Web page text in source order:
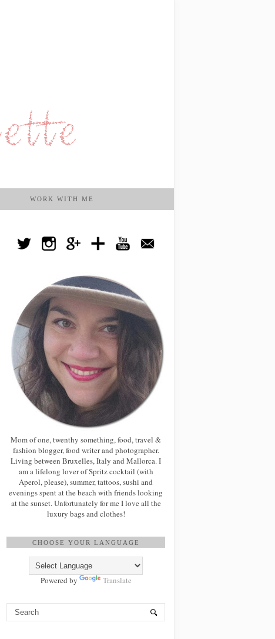
WORK WITH ME
Mom of one, twenthy something, food, travel &
fashion blogger, food writer and photographer.
Living between Bruxelles, Italy and Mallorca. I
am a lifelong lover of Spritz cocktail (with
Aperol, please), summer, tattoos, sushi and
evenings spent at the beach with friends looking
at the sunset. Unfortunately for me I love all the
luxury bags and clothes!
CHOOSE YOUR LANGUAGE
Powered by Translate